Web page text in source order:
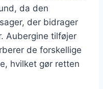
da den
der bidrager
Aubergine tilføjer
de forskellige
hvilket gør retten